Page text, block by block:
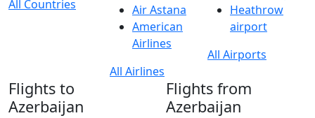
All Countries
Air Astana
American
Airlines
All Airlines
Heathrow
airport
All Airports
Flights to
Azerbaijan
Flights from
Azerbaijan